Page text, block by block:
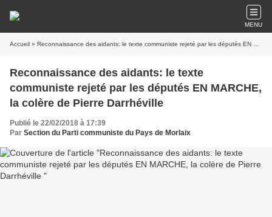
MENU
Accueil » Reconnaissance des aidants: le texte communiste rejeté par les députés EN MARCHE, la colère de Pierre Darrhéville
Reconnaissance des aidants: le texte
communiste rejeté par les députés EN MARCHE,
la colère de Pierre Darrhéville
Publié le 22/02/2018 à 17:39
Par Section du Parti communiste du Pays de Morlaix